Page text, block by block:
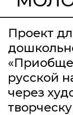
Проект
русской
через